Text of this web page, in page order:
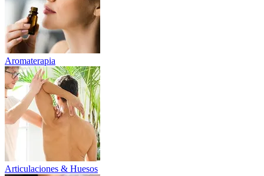
Aromaterapia
Articulaciones & Huesos